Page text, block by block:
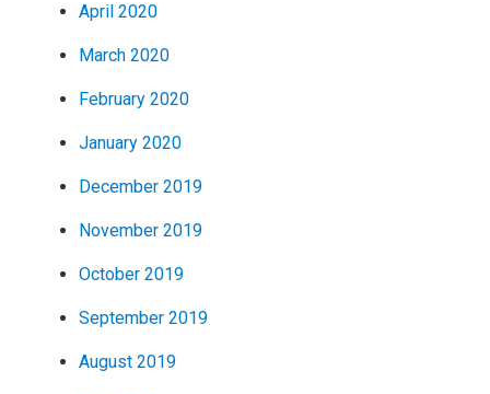
April 2020
March 2020
February 2020
January 2020
December 2019
November 2019
October 2019
September 2019
August 2019